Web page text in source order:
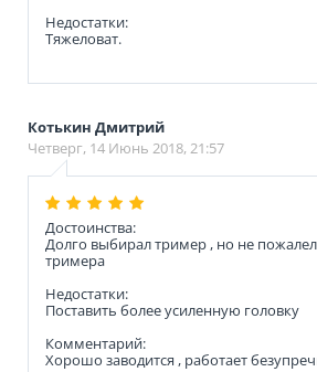
Недостатки:
Тяжеловат.
Котькин Дмитрий
Четверг, 14 Июнь 2018, 21:57
Достоинства:
Долго выбирал тример , но не
тримера
Недостатки:
Поставить более усиленную головку
Комментарий:
Хорошо заводится , работает